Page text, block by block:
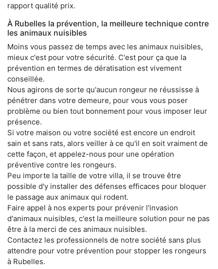
rapport qualité prix.
À Rubelles la prévention, la meilleure technique contre
les animaux nuisibles
Moins vous passez de temps avec les animaux nuisibles,
mieux c'est pour votre sécurité. C'est pour ça que la
prévention en termes de dératisation est vivement
conseillée.
Nous agirons de sorte qu'aucun rongeur ne réussisse à
pénétrer dans votre demeure, pour vous vous poser
problème ou bien tout bonnement pour vous imposer leur
présence.
Si votre maison ou votre société est encore un endroit
sain et sans rats, alors veiller à ce qu'il en soit vraiment de
cette façon, et appelez-nous pour une opération
préventive contre les rongeurs.
Peu importe la taille de votre villa, il se trouve être
possible d'y installer des défenses efficaces pour bloquer
le passage aux animaux qui rodent.
Faire appel à nos experts pour prévenir l'invasion
d'animaux nuisibles, c'est la meilleure solution pour ne pas
être à la merci de ces animaux nuisibles.
Contactez les professionnels de notre société sans plus
attendre pour votre prévention pour stopper les rongeurs
à Rubelles.